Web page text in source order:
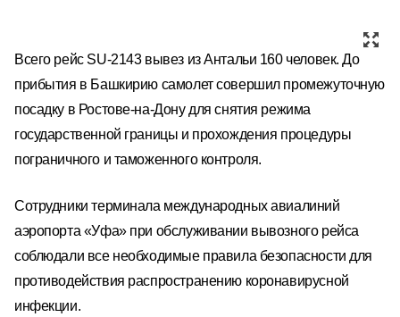
Всего рейс SU-2143 вывез из Антальи 160 человек. До
прибытия в Башкирию самолет совершил промежуточную
посадку в Ростове-на-Дону для снятия режима
государственной границы и прохождения процедуры
пограничного и таможенного контроля.
Сотрудники терминала международных авиалиний
аэропорта «Уфа» при обслуживании вывозного рейса
соблюдали все необходимые правила безопасности для
противодействия распространению коронавирусной
инфекции.